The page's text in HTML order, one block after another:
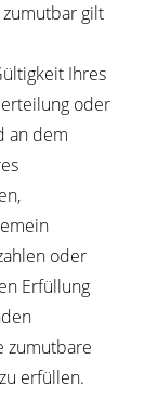
gilt
Ihres
oder
an dem
oder
Erfüllung
zumutbare
erfüllen.